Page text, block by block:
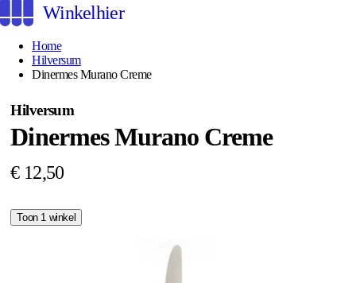
Winkelhier
Home
Hilversum
Dinermes Murano Creme
Hilversum
Dinermes Murano Creme
€ 12,50
Toon 1 winkel